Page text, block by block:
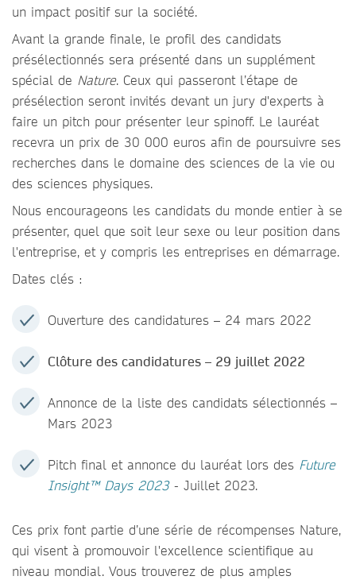
un impact positif sur la société.
Avant la grande finale, le profil des candidats
présélectionnés sera présenté dans un supplément
spécial de Nature. Ceux qui passeront l’étape de
présélection seront invités devant un jury d'experts à
faire un pitch pour présenter leur spinoff. Le lauréat
recevra un prix de 30 000 euros afin de poursuivre ses
recherches dans le domaine des sciences de la vie ou
des sciences physiques.
Nous encourageons les candidats du monde entier à se
présenter, quel que soit leur sexe ou leur position dans
l'entreprise, et y compris les entreprises en démarrage.
Dates clés :
Ouverture des candidatures – 24 mars 2022
Clôture des candidatures – 29 juillet 2022
Annonce de la liste des candidats sélectionnés –
Mars 2023
Pitch final et annonce du lauréat lors des Future
Insight™ Days 2023- Juillet 2023.
Ces prix font partie d’une série de récompenses Nature,
qui visent à promouvoir l'excellence scientifique au
niveau mondial. Vous trouverez de plus amples